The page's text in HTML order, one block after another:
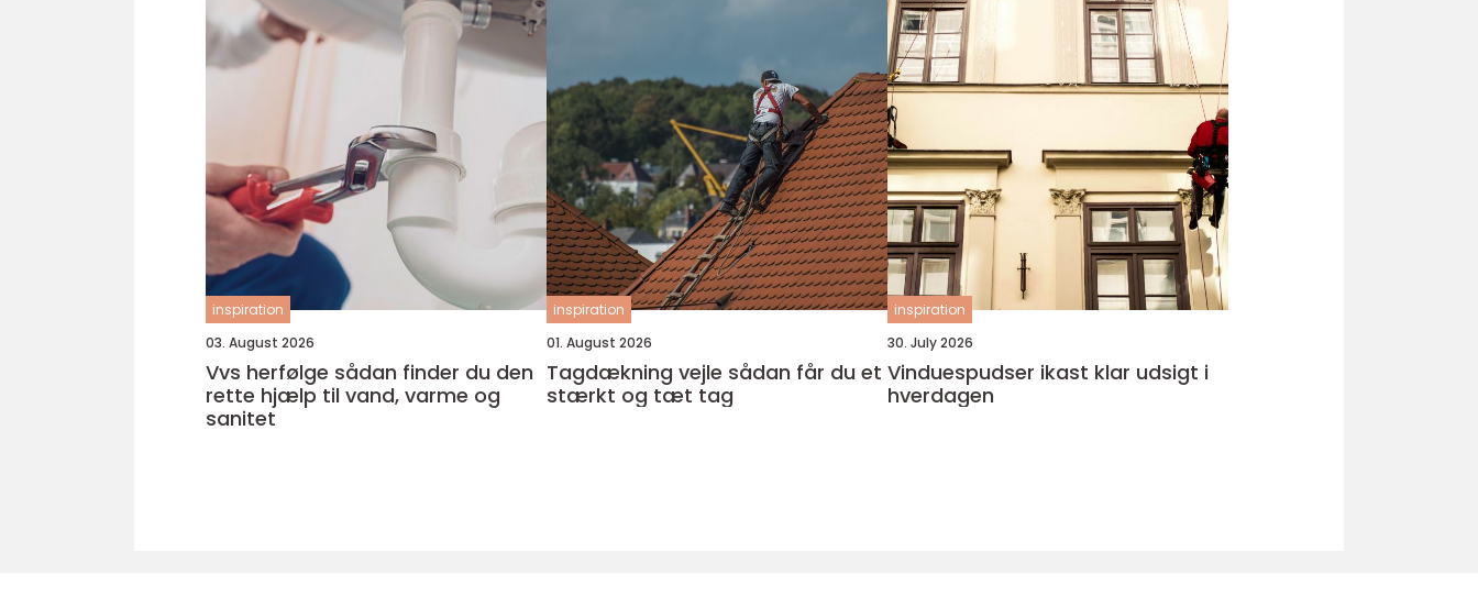
inspiration
03. August 2026
Vvs herfølge sådan finder du den
rette hjælp til vand, varme og
sanitet
inspiration
01. August 2026
Tagdækning vejle sådan får du et
stærkt og tæt tag
inspiration
30. July 2026
Vinduespudser ikast klar udsigt i
hverdagen